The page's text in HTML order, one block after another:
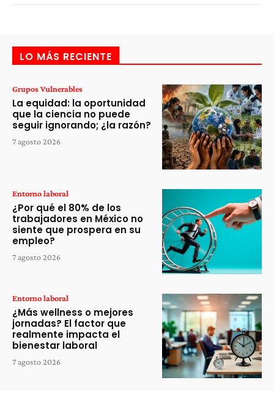
LO MÁS RECIENTE
Grupos Vulnerables
La equidad: la oportunidad
que la ciencia no puede
seguir ignorando; ¿la razón?
7 agosto 2026
Entorno laboral
¿Por qué el 80% de los
trabajadores en México no
siente que prospera en su
empleo?
7 agosto 2026
Entorno laboral
¿Más wellness o mejores
jornadas? El factor que
realmente impacta el
bienestar laboral
7 agosto 2026